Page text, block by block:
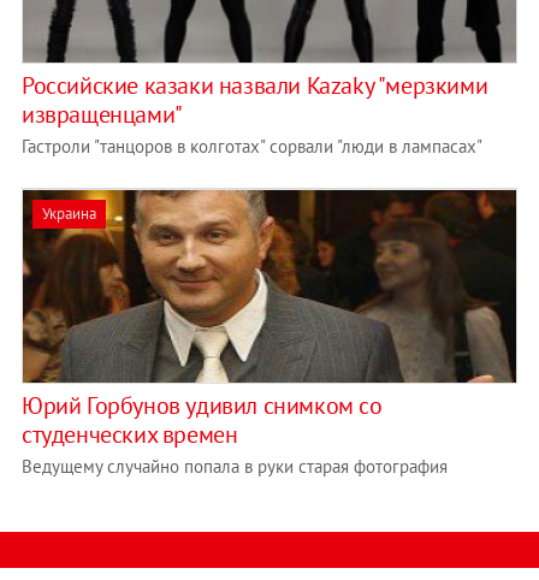
Российские казаки назвали Kazaky "мерзкими
извращенцами"
Гастроли "танцоров в колготах" сорвали "люди в лампасах"
Украина
Юрий Горбунов удивил снимком со
студенческих времен
Ведущему случайно попала в руки старая фотография